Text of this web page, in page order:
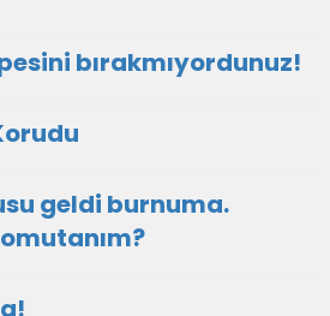
bırakmıyordunuz!
geldi burnuma.